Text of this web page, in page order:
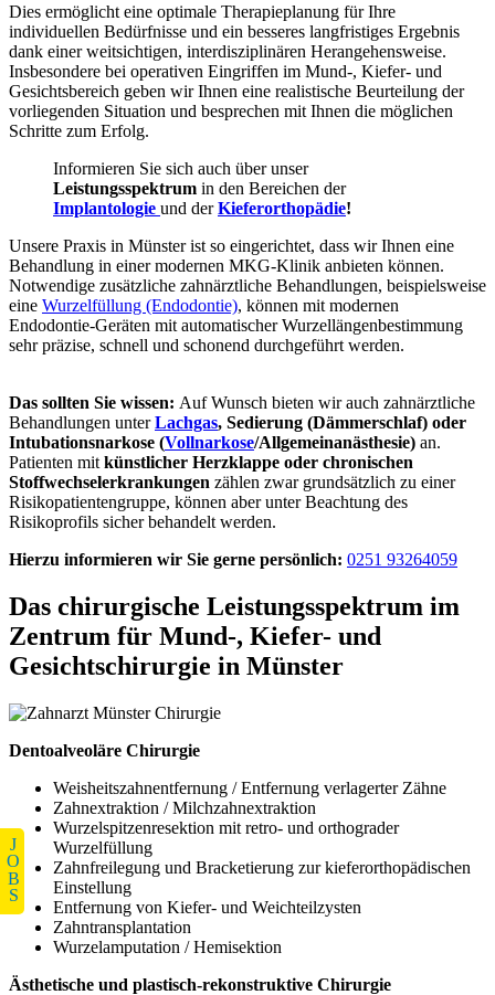
JOBS
Dies ermöglicht eine optimale Therapieplanung für Ihre
individuellen Bedürfnisse und ein besseres langfristiges Ergebnis
dank einer weitsichtigen, interdisziplinären Herangehensweise.
Insbesondere bei operativen Eingriffen im Mund-, Kiefer- und
Gesichtsbereich geben wir Ihnen eine realistische Beurteilung der
vorliegenden Situation und besprechen mit Ihnen die möglichen
Schritte zum Erfolg.
Informieren Sie sich auch über unser
Leistungsspektrum in den Bereichen der
Implantologie und derKieferorthopädie!
Unsere Praxis in Münster ist so eingerichtet, dass wir Ihnen eine
Behandlung in einer modernen MKG-Klinik anbieten können.
Notwendige zusätzliche zahnärztliche Behandlungen, beispielsweise
eine Wurzelfüllung (Endodontie), können mit modernen
Endodontie-Geräten mit automatischer Wurzellängenbestimmung
sehr präzise, schnell und schonend durchgeführt werden.
Das sollten Sie wissen: Auf Wunsch bieten wir auch zahnärztliche
Behandlungen unterLachgas, Sedierung (Dämmerschlaf) oder
Intubationsnarkose (Vollnarkose/Allgemeinanästhesie) an.
Patienten mit künstlicher Herzklappe oder chronischen
Stoffwechselerkrankungen zählen zwar grundsätzlich zu einer
Risikopatientengruppe, können aber unter Beachtung des
Risikoprofils sicher behandelt werden.
Hierzu informieren wir Sie gerne persönlich: 0251 93264059
Das chirurgische Leistungsspektrum im
Zentrum für Mund-, Kiefer- und
Gesichtschirurgie in Münster
Dentoalveoläre Chirurgie
Weisheitszahnentfernung / Entfernung verlagerter Zähne
Zahnextraktion / Milchzahnextraktion
Wurzelspitzenresektion mit retro- und orthograder
Wurzelfüllung
Zahnfreilegung und Bracketierung zur kieferorthopädischen
Einstellung
Entfernung von Kiefer- und Weichteilzysten
Zahntransplantation
Wurzelamputation / Hemisektion
Ästhetische und plastisch-rekonstruktive Chirurgie